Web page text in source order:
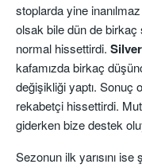
stoplarda yine inanılmaz
olsak bile dün de birkaç
normal hissettirdi.
kafamızda birkaç
değişikliği yaptı. Sonuç
rekabetçi hissettirdi.
giderken bize destek
Sezonun ilk yarısını